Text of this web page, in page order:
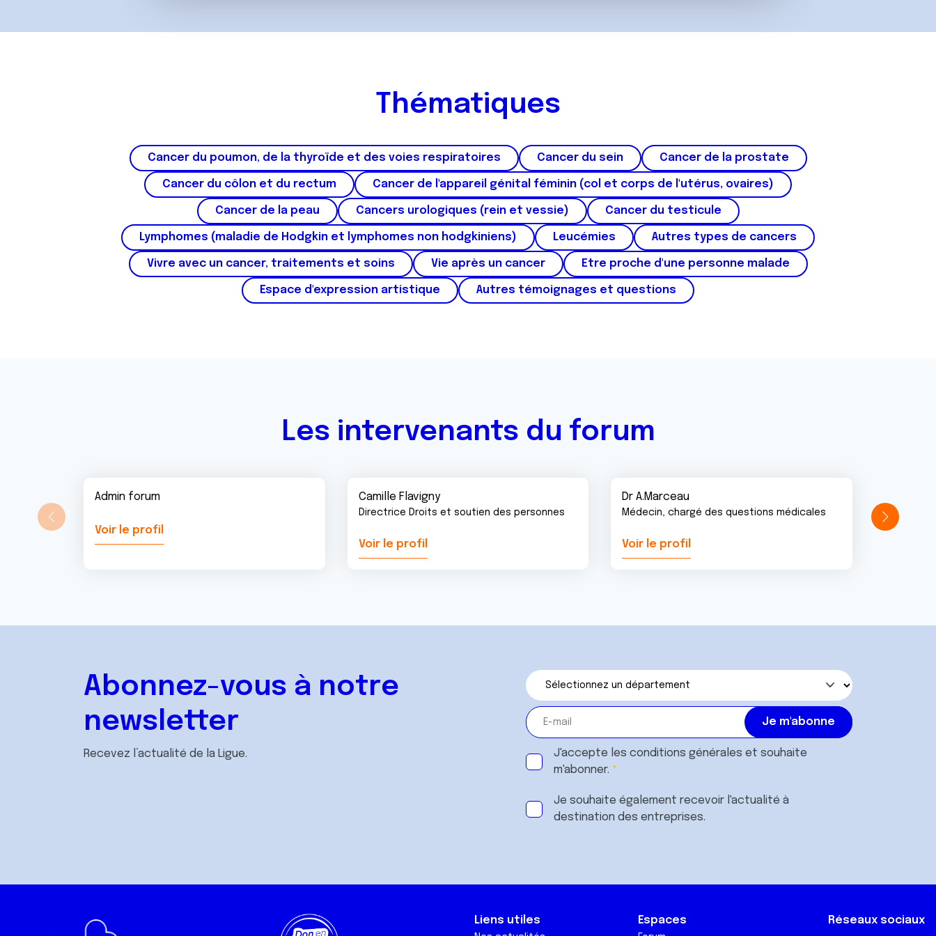
o
m
t
Thématiques
Cancer du poumon, de la thyroïde et des voies respiratoires Cancer du sein Cancer de la prostate
Cancer du côlon et du rectum Cancer de l'appareil génital féminin (col et corps de l'utérus, ovaires)
Cancer de la peau Cancers urologiques (rein et vessie) Cancer du testicule
Lymphomes (maladie de Hodgkin et lymphomes non hodgkiniens) Leucémies Autres types de cancers
Vivre avec un cancer, traitements et soins Vie après un cancer Etre proche d'une personne malade
Espace d'expression artistique Autres témoignages et questions
Les intervenants du forum
Admin forum
Voir le profil
Camille Flavigny
Directrice Droits et soutien des personnes
Voir le profil
Dr A.Marceau
Médecin, chargé des questions médicales
Voir le profil
Abonnez-vous à notre
newsletter
Recevez l’actualité de la Ligue. J'accepte les conditions générales et souhaite
m'abonner.
Je souhaite également recevoir l'actualité à
destination des entreprises.
Liens utiles Espaces Réseaux sociaux